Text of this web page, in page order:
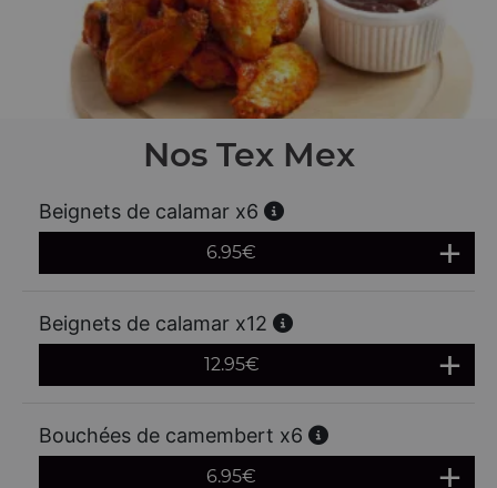
Nos Tex Mex
Beignets de calamar x6
6.95€
Beignets de calamar x12
12.95€
Bouchées de camembert x6
6.95€